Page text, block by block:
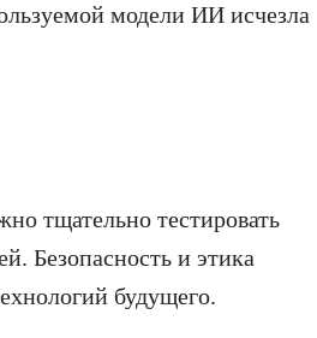
модели ИИ исчезла
тщательно тестировать
Безопасность и этика
будущего.